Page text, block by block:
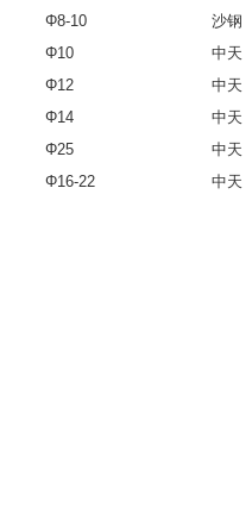
Φ8-10
沙钢
Φ10
中天
Φ12
中天
Φ14
中天
Φ25
中天
Φ16-22 中天